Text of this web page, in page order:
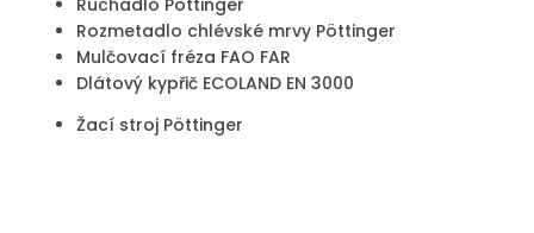
Ruchadlo Pöttinger
Rozmetadlo chlévské mrvy Pöttinger
Mulčovací fréza FAO FAR
Dlátový kypřič ECOLAND EN 3000
Žací stroj Pöttinger